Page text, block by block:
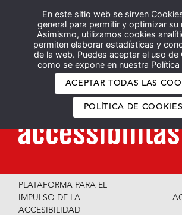
En este sitio web se sirven
general para permitir y optimizar su
Asimismo, utilizamos cookies
permiten elaborar estadísticas y
de la web. Puedes aceptar el uso de
como se expone en nuestra Política
ACEPTAR TODAS LAS
POLÍTICA DE COOKIES
PLATAFORMA PARA EL
IMPULSO DE LA
ACCESIBILIDAD